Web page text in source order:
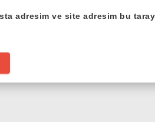
adresim ve site adresim bu